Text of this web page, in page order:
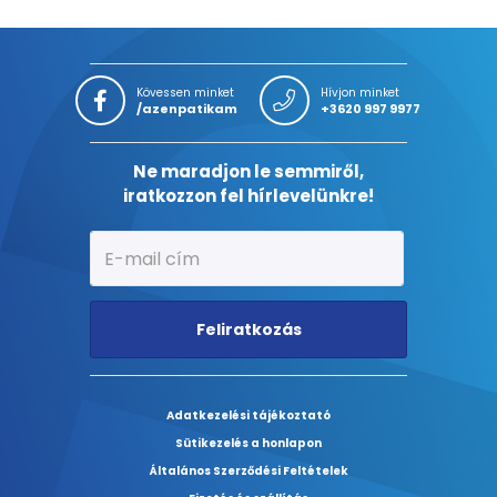
Kövessen minket
/azenpatikam
Hívjon minket
+3620 997 9977
Ne maradjon le semmiről,
iratkozzon fel hírlevelünkre!
Feliratkozás
Adatkezelési tájékoztató
Sütikezelés a honlapon
Általános Szerződési Feltételek